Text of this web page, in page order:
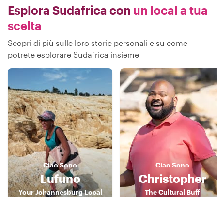
Esplora Sudafrica con un local a tua
scelta
Scopri di più sulle loro storie personali e su come
potrete esplorare Sudafrica insieme
CiaoSono
Lufuno
Your Johannesburg Local
Ciao Sono
Christopher
The Cultural Buff